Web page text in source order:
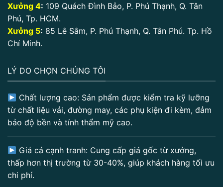
Xưởng 4: 109 Quách Đình Bảo, P. Phú Thạnh, Q. Tân
Phú, Tp. HCM.
Xưởng 5: 85 Lê Sâm, P. Phú Thạnh, Q. Tân Phú. Tp. Hồ
Chí Minh.
LÝ DO CHỌN CHÚNG TÔI
Chất lượng cao: Sản phẩm được kiểm tra kỹ lưỡng
từ chất liệu vải, đường may, các phụ kiện đi kèm, đảm
bảo độ bền và tính thẩm mỹ cao.
Giá cả cạnh tranh: Cung cấp giá gốc từ xưởng,
thấp hơn thị trường từ 30-40%, giúp khách hàng tối ưu
chi phí.